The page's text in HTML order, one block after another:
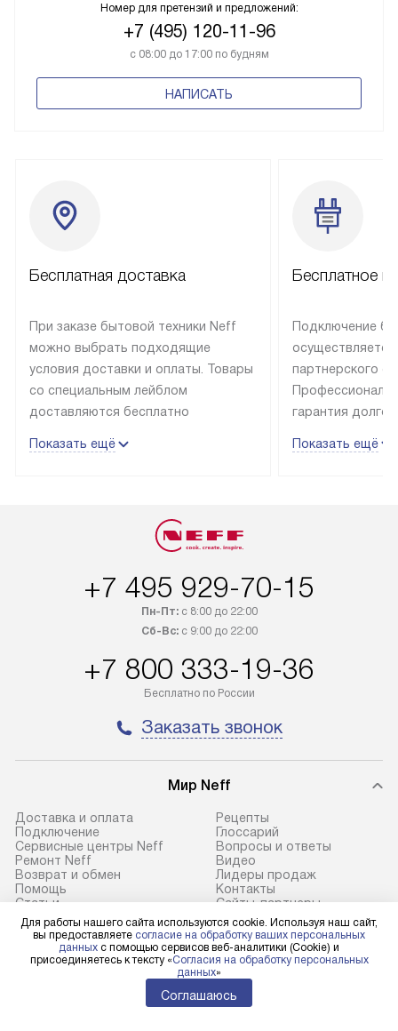
Номер для претензий и предложений:
+7 (495) 120-11-96
с 08:00 до 17:00 по будням
НАПИСАТЬ
Бесплатная доставка
При заказе бытовой техники Neff
можно выбрать подходящие
условия доставки и оплаты. Товары
со специальным лейблом
доставляются бесплатно
до подъезда, отдельная доставка
оплачивается дополнительно. Если
товар в наличии, он может быть
трех дней. Доставка в Санкт-
осуществляется через
100% предоплаты мы бесплатно
транспортной компании в городе
В оговоренный день служба
доставки доставит упакованный
прибор до подъезда. Если
требуется переместить прибор
до двери квартиры или до места
установки, пожалуйста,
предварительно уточните это
с менеджером. За данную услугу
взимается дополнительная плата.
Показать ещё
Бесплатное
Подключение
партнерского
гарантия
и Санкт-
по монтажу
гарантия в
предполагают
установленной
точке слива, в
от категории
подключение
Показать ещё
+7 495 929-70-15
Пн-Пт:с 8:00 до 22:00
Сб-Вс:с 9:00 до 22:00
+7 800 333-19-36
Бесплатно по России
Заказать звонок
Мир Neff
Доставка и оплата
Подключение
Сервисные центры Neff
Ремонт Neff
Возврат и обмен
Помощь
Статьи
Рецепты
Глоссарий
Вопросы и ответы
Видео
Лидеры продаж
Контакты
Сайты-партнеры
Neff в социальных сетях
Для работы нашего сайта используются cookie. Используя наш сайт,
вы предоставляете согласие на обработку ваших персональных
данных с помощью сервисов веб-аналитики (Cookie) и
присоединяетесь к тексту «Согласия на обработку персональных
данных»
Соглашаюсь